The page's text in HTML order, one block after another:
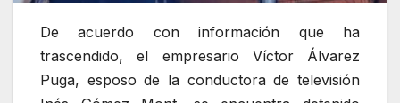
De acuerdo con información que ha
trascendido, el empresario Víctor Álvarez
Puga, esposo de la conductora de televisión